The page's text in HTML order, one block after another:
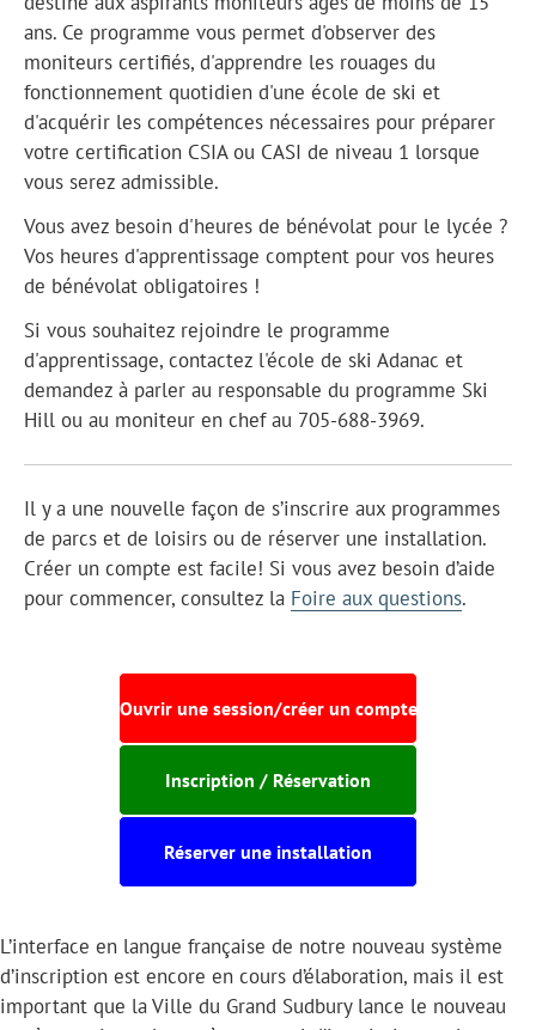
ans. Ce programme vous permet d'observer des
moniteurs certifiés, d'apprendre les rouages du
fonctionnement quotidien d'une école de ski et
d'acquérir les compétences nécessaires pour préparer
votre certification CSIA ou CASI de niveau 1 lorsque
vous serez admissible.
Vous avez besoin d'heures de bénévolat pour le lycée ?
Vos heures d'apprentissage comptent pour vos heures
de bénévolat obligatoires !
Si vous souhaitez rejoindre le programme
d'apprentissage, contactez l'école de ski Adanac et
demandez à parler au responsable du programme Ski
Hill ou au moniteur en chef au 705-688-3969.
Il y a une nouvelle façon de s’inscrire aux programmes
de parcs et de loisirs ou de réserver une installation.
Créer un compte est facile! Si vous avez besoin d’aide
pour commencer, consultez la Foire aux questions.
Ouvrir une session/créer un compte
Inscription / Réservation
Réserver une installation
L’interface en langue française de notre nouveau système
d’inscription est encore en cours d’élaboration, mais il est
important que la Ville du Grand Sudbury lance le nouveau